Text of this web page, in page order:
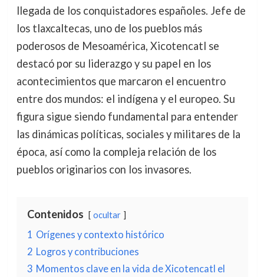
llegada de los conquistadores españoles. Jefe de
los tlaxcaltecas, uno de los pueblos más
poderosos de Mesoamérica, Xicotencatl se
destacó por su liderazgo y su papel en los
acontecimientos que marcaron el encuentro
entre dos mundos: el indígena y el europeo. Su
figura sigue siendo fundamental para entender
las dinámicas políticas, sociales y militares de la
época, así como la compleja relación de los
pueblos originarios con los invasores.
Contenidos ocultar
1 Orígenes y contexto histórico
2 Logros y contribuciones
3 Momentos clave en la vida de Xicotencatl el